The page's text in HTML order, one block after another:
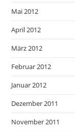
Mai 2012
April 2012
März 2012
Februar 2012
Januar 2012
Dezember 2011
November 2011